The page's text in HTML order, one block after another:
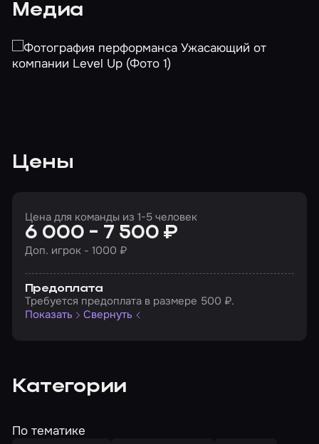
Медиа
Цены
Цена для команды из 1-5 человек
6 000 - 7 500 ₽
Доп. игрок - 1000 ₽
Предоплата
Требуется предоплата в размере 500 ₽.
Показать
Свернуть
Категории
По тематике